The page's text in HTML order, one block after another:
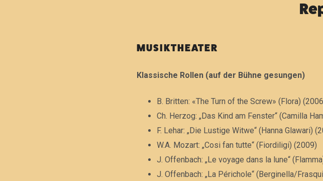
MUSIKTHEATER
Klassische Rollen (auf der Bühne gesungen)
B. Britten: «The Turn of the Screw» (Flora)
Ch. Herzog: „Das Kind am Fenster“ (Camilla
F. Lehar: „Die Lustige Witwe“ (Hanna Glawari)
W.A. Mozart: „Cosi fan tutte“ (Fiordiligi) (2009)
J. Offenbach: „Le voyage dans la lune“
J. Offenbach: „La Périchole“ (Berginella/